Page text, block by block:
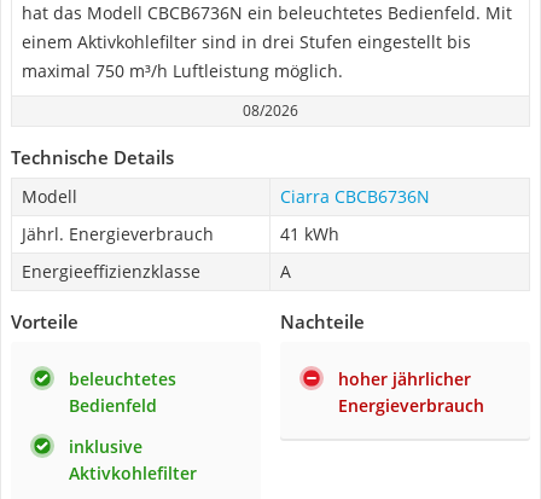
hat das Modell CBCB6736N ein beleuchtetes Bedienfeld. Mit
einem Aktivkohlefilter sind in drei Stufen eingestellt bis
maximal 750 m³/h Luftleistung möglich.
08/2026
Technische Details
Modell
Ciarra CBCB6736N
Jährl. Energieverbrauch
41 kWh
Energieeffizienzklasse
A
Vorteile
beleuchtetes
Bedienfeld
inklusive
Aktivkohlefilter
Nachteile
hoher jährlicher
Energieverbrauch